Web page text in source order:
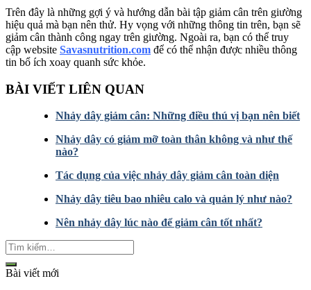
Trên đây là những gợi ý và hướng dẫn bài tập giảm cân trên giường
hiệu quả mà bạn nên thử. Hy vọng với những thông tin trên, bạn sẽ
giảm cân thành công ngay trên giường. Ngoài ra, bạn có thể truy
cập website Savasnutrition.com để có thể nhận được nhiều thông
tin bổ ích xoay quanh sức khỏe.
BÀI VIẾT LIÊN QUAN
Nhảy dây giảm cân: Những điều thú vị bạn nên biết
Nhảy dây có giảm mỡ toàn thân không và như thế
nào?
Tác dụng của việc nhảy dây giảm cân toàn diện
Nhảy dây tiêu bao nhiêu calo và quản lý như nào?
Nên nhảy dây lúc nào để giảm cân tốt nhất?
Bài viết mới